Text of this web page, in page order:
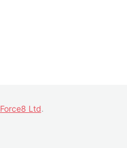
Force8 Ltd.